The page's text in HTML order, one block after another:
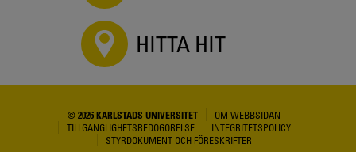
HITTA HIT
© 2026 KARLSTADS UNIVERSITET
OM WEBBSIDAN
TILLGÄNGLIGHETSREDOGÖRELSE
INTEGRITETSPOLICY
STYRDOKUMENT OCH FÖRESKRIFTER